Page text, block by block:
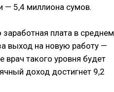
— 5,4 миллиона сумов.
заработная плата в среднем
выход на новую работу —
врач такого уровня будет
доход достигнет 9,2